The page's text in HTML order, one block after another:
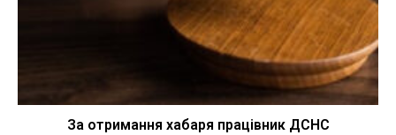
За отримання хабаря працівник ДСНС